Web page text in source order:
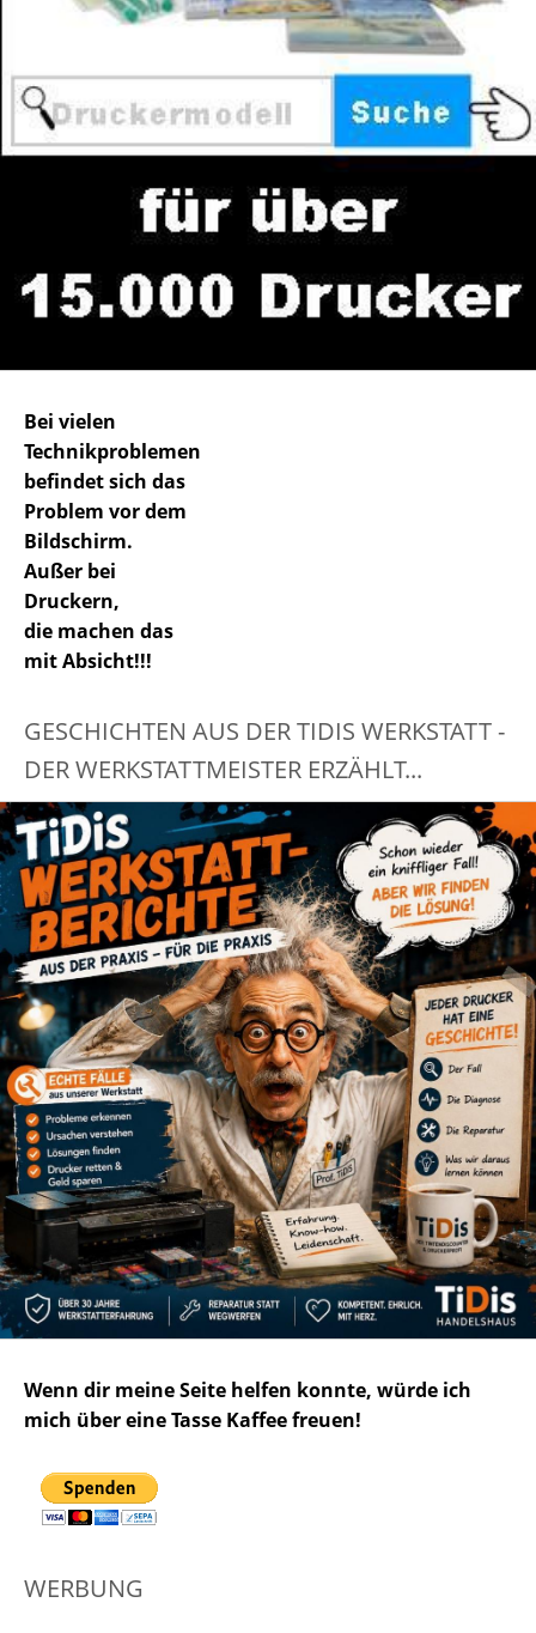
Bei vielen
Technikproblemen
befindet sich das
Problem vor dem
Bildschirm.
Außer bei
Druckern,
die machen das
mit Absicht!!!
GESCHICHTEN AUS DER TIDIS WERKSTATT -
DER WERKSTATTMEISTER ERZÄHLT...
Wenn dir meine Seite helfen konnte, würde ich
mich über eine Tasse Kaffee freuen!
WERBUNG